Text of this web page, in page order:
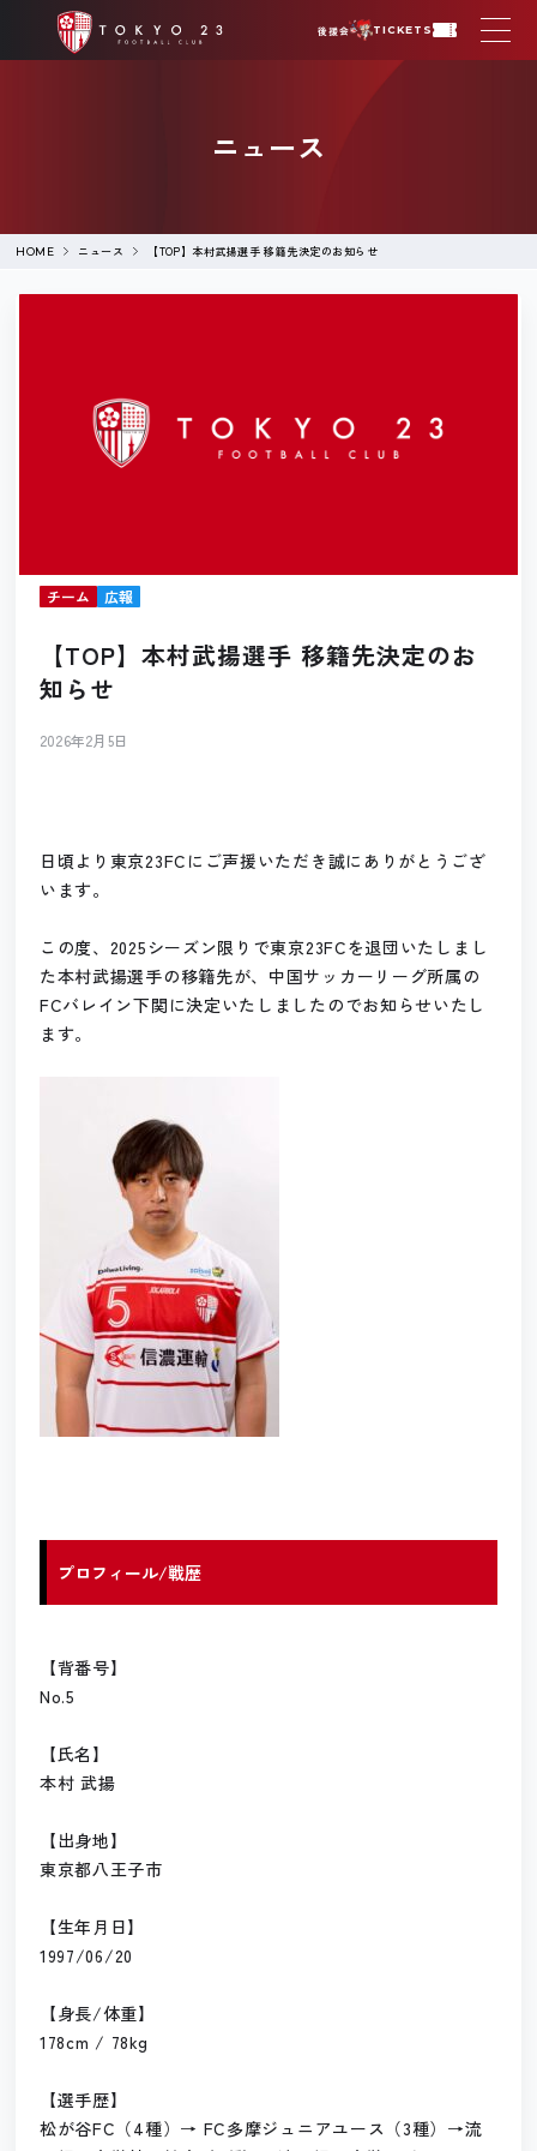
後援会 TICKETS
ニュース
HOME ニュース 【TOP】本村武揚選手 移籍先決定のお知らせ
チーム 広報
【TOP】本村武揚選手 移籍先決定のお
知らせ
2026年2月5日
日頃より東京23FCにご声援いただき誠にありがとうござ
います。
この度、2025シーズン限りで東京23FCを退団いたしまし
た本村武揚選手の移籍先が、中国サッカーリーグ所属の
FCバレイン下関に決定いたしましたのでお知らせいたし
ます。
プロフィール/戦歴
【背番号】
No.5
【氏名】
本村 武揚
【出身地】
東京都八王子市
【生年月日】
1997/06/20
【身長/体重】
178cm / 78kg
【選手歴】
松が谷FC（4種）→ FC多摩ジュニアユース（3種）→流